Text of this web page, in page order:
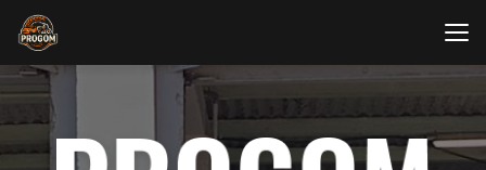
au
contenu
principal